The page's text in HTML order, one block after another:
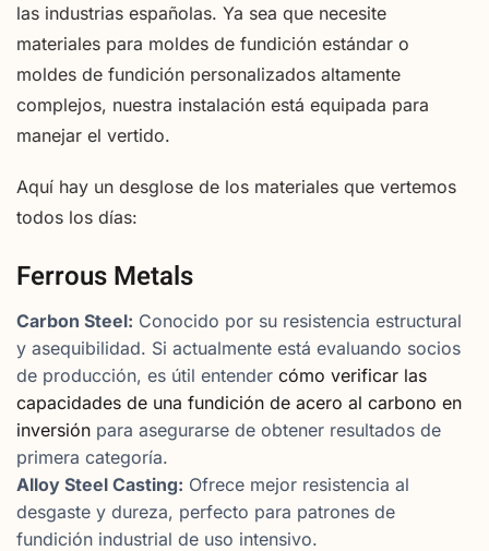
las industrias españolas. Ya sea que necesite
materiales para moldes de fundición estándar o
moldes de fundición personalizados altamente
complejos, nuestra instalación está equipada para
manejar el vertido.
Aquí hay un desglose de los materiales que vertemos
todos los días:
Ferrous Metals
Carbon Steel: Conocido por su resistencia estructural
y asequibilidad. Si actualmente está evaluando socios
de producción, es útil entender cómo verificar las
capacidades de una fundición de acero al carbono en
inversión para asegurarse de obtener resultados de
primera categoría.
Alloy Steel Casting: Ofrece mejor resistencia al
desgaste y dureza, perfecto para patrones de
fundición industrial de uso intensivo.